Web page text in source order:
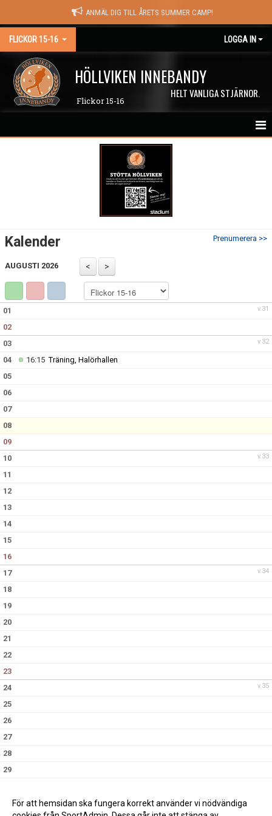
ANMÄL DIG TILL ÅRETS SUMMER CAMP!
FLICKOR 15-16 LOGGA IN
HÖLLVIKEN INNEBANDY
HELT VANLIGA STJÄRNOR.
Flickor 15-16
BILDGALLERI
DOKUMENT
KONTAKT
Prenumerera >>
Kalender
AUGUSTI 2026
v.31
01
02
v.32
03
04
16:15Träning, Halörhallen
05
06
07
08
09
v.33
10
11
12
13
14
15
16
v.34
17
18
19
20
21
22
23
v.35
24
25
26
27
28
29
För att hemsidan ska fungera korrekt använder vi nödvändiga